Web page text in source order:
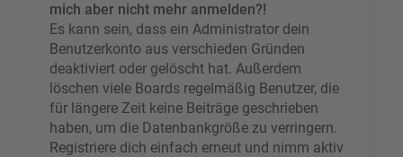
mich aber nicht mehr anmelden?!
Es kann sein, dass ein Administrator dein
Benutzerkonto aus verschieden Gründen
deaktiviert oder gelöscht hat. Außerdem
löschen viele Boards regelmäßig Benutzer, die
für längere Zeit keine Beiträge geschrieben
haben, um die Datenbankgröße zu verringern.
Registriere dich einfach erneut und nimm aktiv